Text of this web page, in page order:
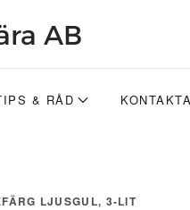
& RÅD
LJUSGUL, 3-LIT